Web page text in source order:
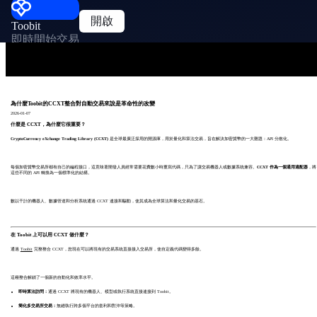
Toobit
即時開始交易
開啟
為什麼Toobit的CCXT整合對自動交易來說是革命性的改變
2026-01-07
什麼是 CCXT，為什麼它很重要？
CryptoCurrency eXchange Trading Library (CCXT)是全球最廣泛採用的開源庫，用於量化和算法交易，旨在解決加密貨幣的一大難題：API 分散化。
每個加密貨幣交易所都有自己的編程接口，這意味著開發人員經常需要花費數小時重寫代碼，只為了讓交易機器人或數據系統兼容。 CCXT 作為一個通用適配器，將
這些不同的 API 轉換為一個標準化的結構。
數以千計的機器人、數據管道和分析系統通過 CCXT 連接和驅動，使其成為全球算法和量化交易的基石。
在 Toobit 上可以用 CCXT 做什麼？
通過 Toobit完整整合 CCXT，您現在可以將現有的交易系統直接接入交易所，使自定義代碼變得多餘。
這種整合解鎖了一個新的自動化和效率水平。
即時算法訪問： 通過 CCXT 將現有的機器人、模型或執行系統直接連接到 Toobit。
簡化多交易所交易： 無縫執行跨多個平台的套利和對沖等策略。